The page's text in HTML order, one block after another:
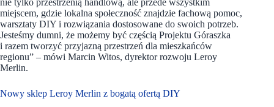
miejscem, gdzie lokalna społeczność znajdzie fachową pomoc,
warsztaty DIY i rozwiązania dostosowane do swoich potrzeb.
Jesteśmy dumni, że możemy być częścią Projektu Góraszka
i razem tworzyć przyjazną przestrzeń dla mieszkańców
regionu” – mówi Marcin Witos, dyrektor rozwoju Leroy
Merlin.
Nowy sklep Leroy Merlin z bogatą ofertą DIY